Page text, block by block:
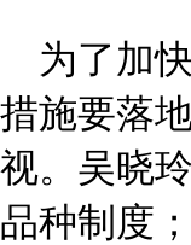
为了加
措施要落
视。吴晓
品种制度